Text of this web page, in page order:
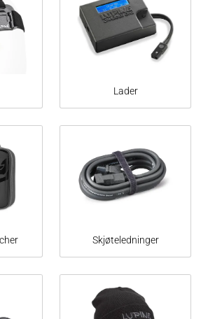
Lader
Skjøteledninger